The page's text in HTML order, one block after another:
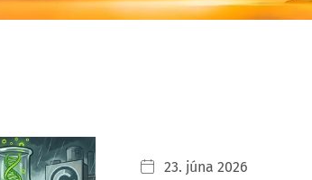
23. júna 2026